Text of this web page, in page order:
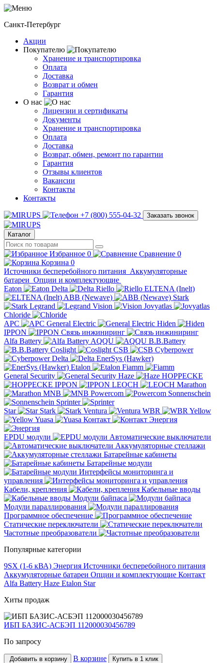
Санкт-Петербург
Акции
Покупателю
Хранение и транспортировка
Оплата
Доставка
Возврат и обмен
Гарантия
О нас
Лицензии и сертификаты
Документы
Хранение и транспортировка
Оплата
Доставка
Возврат, обмен, ремонт по гарантии
Гарантия
Отзывы клиентов
Вакансии
Контакты
Контакты
+7 (800) 555-04-32 Заказать звонок
Каталог
Избранное 0 Сравнение 0
Корзина 0
Источники бесперебойного питания Аккумуляторные
батареи Опции и комплектующие
Eaton
Delta Riello
ELTENA (Inelt)
ABB (Newave)
Stark
Legrand
Vision
Jovyatlas
Chloride
APC
General Electric
Hiden
IPPON
Связь инжиниринг
Alfa Battery
AQQU
B.B.Battery
Coslight
CSB
Cyberpower
Delta
EnerSys (Hawker)
Etalon
Fiamm
General Security
Haze
HOPPECKE
IPPON
LEOCH
Marathon
MNB
Powercom
Sonnenschein
Sprinter
Star
Stark Ventura WBR
Yellow
Yuasa
Контакт Энергия
EPDU модули
Автоматические выключатели
Аккумуляторные стеллажи
Батарейные кабинеты
Батарейные модули
Интерфейсы мониторинга и
управления
Кабели, крепления
Кабельные вводы
Модули байпаса
Модули параллирования
Программное обеспечение
Статические переключатели
Частотные преобразователи
Популярные категории
9SX (1-6 кВА) Энергия Источники бесперебойного питания
Аккумуляторные батареи Опции и комплектующие Контакт
Alfa Battery Haze Etalon Star
Хиты продаж
ИБП БАЗИС-АСБЭП 112000030456789
По запросу
Добавить в корзину В корзине Купить в 1 клик